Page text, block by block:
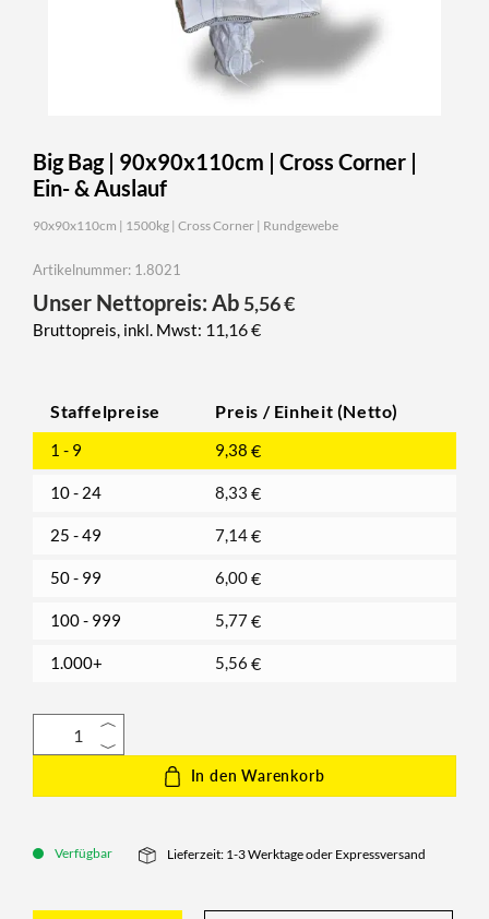
Big Bag | 90x90x110cm | Cross Corner |
Ein- & Auslauf
90x90x110cm | 1500kg | Cross Corner | Rundgewebe
Artikelnummer: 1.8021
Unser Nettopreis: Ab 5,56€
Bruttopreis, inkl. Mwst: 11,16€
Staffelpreise Preis / Einheit (Netto)
1 - 9 9,38 €
10 - 24 8,33 €
25 - 49 7,14€
50 - 99 6,00€
100 - 999 5,77€
1.000+ 5,56 €
In den Warenkorb
Verfügbar Lieferzeit: 1-3 Werktage oder Expressversand